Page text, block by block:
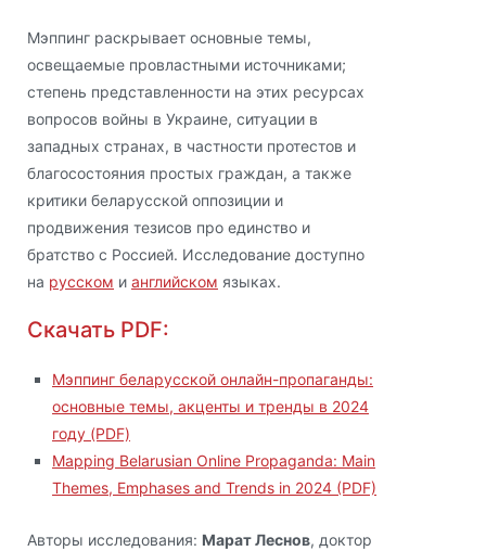
Мэппинг раскрывает основные темы,
освещаемые провластными источниками;
степень представленности на этих ресурсах
вопросов войны в Украине, ситуации в
западных странах, в частности протестов и
благосостояния простых граждан, а также
критики беларусской оппозиции и
продвижения тезисов про единство и
братство с Россией. Исследование доступно
на русском и английском языках.
Скачать PDF:
Мэппинг беларусской онлайн-пропаганды:
основные темы, акценты и тренды в 2024
году (PDF)
Mapping Belarusian Online Propaganda: Main
Themes, Emphases and Trends in 2024 (PDF)
Авторы исследования: Марат Леснов, доктор